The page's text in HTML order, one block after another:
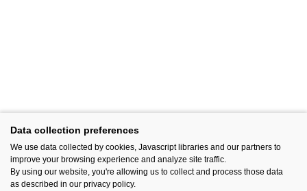
Data collection preferences
We use data collected by cookies, Javascript libraries and our partners to
improve your browsing experience and analyze site traffic.
By using our website, you're allowing us to collect and process those data
as described in our privacy policy.